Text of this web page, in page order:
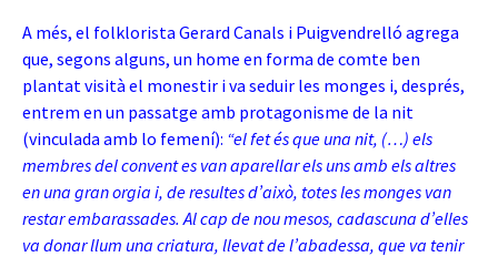
A més, el folklorista Gerard Canals i Puigvendrelló agrega
que, segons alguns, un home en forma de comte ben
plantat visità el monestir i va seduir les monges i, després,
entrem en un passatge amb protagonisme de la nit
(vinculada amb lo femení): “el fet és que una nit, (…) els
membres del convent es van aparellar els uns amb els altres
en una gran orgia i, de resultes d’això, totes les monges van
restar embarassades. Al cap de nou mesos, cadascuna d’elles
va donar llum una criatura, llevat de l’abadessa, que va tenir